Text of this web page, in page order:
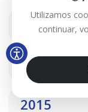
2017
2016
2015
Utilizamos
continuar,